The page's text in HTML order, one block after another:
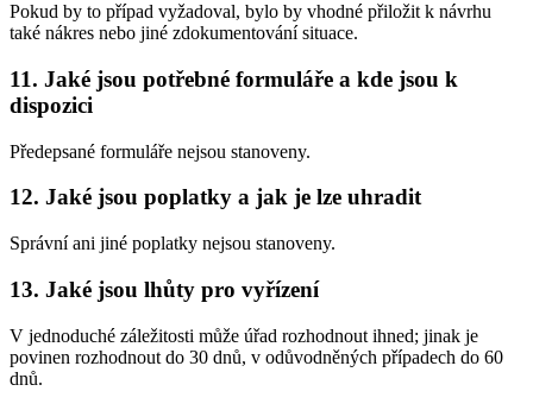
Pokud by to případ vyžadoval, bylo by vhodné přiložit k návrhu
také nákres nebo jiné zdokumentování situace.
11. Jaké jsou potřebné formuláře a kde jsou k
dispozici
Předepsané formuláře nejsou stanoveny.
12. Jaké jsou poplatky a jak je lze uhradit
Správní ani jiné poplatky nejsou stanoveny.
13. Jaké jsou lhůty pro vyřízení
V jednoduché záležitosti může úřad rozhodnout ihned; jinak je
povinen rozhodnout do 30 dnů, v odůvodněných případech do 60
dnů.